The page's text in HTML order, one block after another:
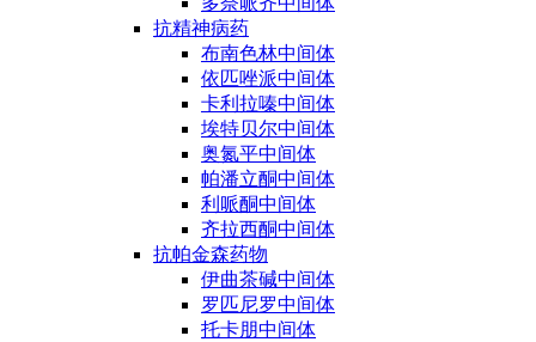
抗精神病药
布南色林中间体
依匹唑派中间体
卡利拉嗪中间体
埃特贝尔中间体
奥氮平中间体
帕潘立酮中间体
利哌酮中间体
齐拉西酮中间体
抗帕金森药物
伊曲茶碱中间体
罗匹尼罗中间体
托卡朋中间体